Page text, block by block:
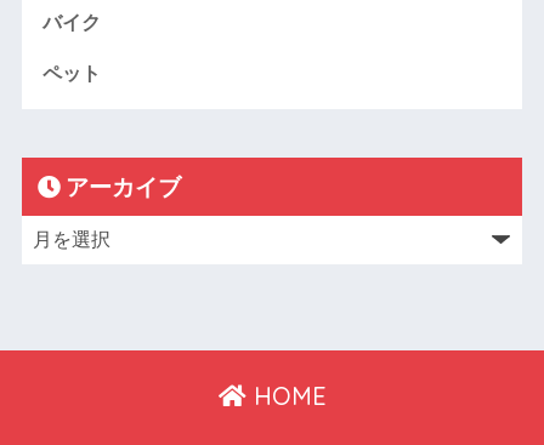
バイク
ペット
アーカイブ
HOME